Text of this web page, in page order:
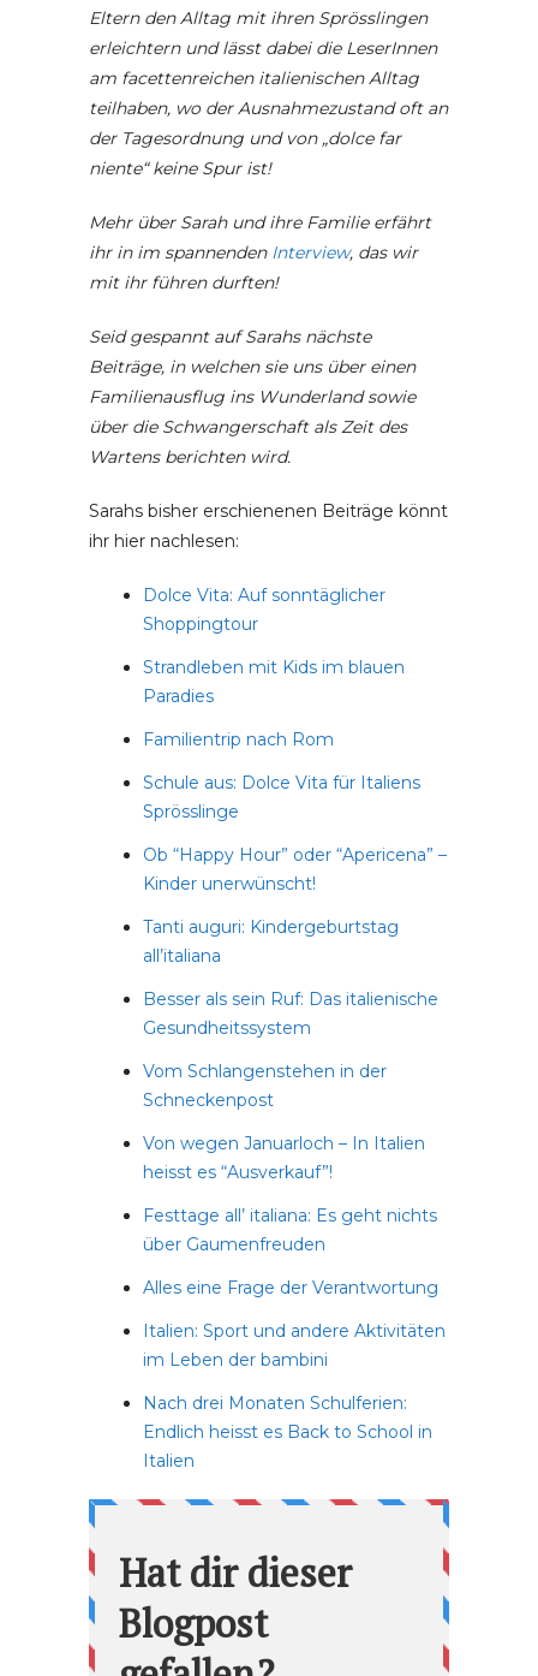
Eltern den Alltag mit ihren Sprösslingen
erleichtern und lässt dabei die LeserInnen
am facettenreichen italienischen Alltag
teilhaben, wo der Ausnahmezustand oft an
der Tagesordnung und von „dolce far
niente“ keine Spur ist!
Mehr über Sarah und ihre Familie erfährt
ihr in im spannenden Interview, das wir
mit ihr führen durften!
Seid gespannt auf Sarahs nächste
Beiträge, in welchen sie uns über einen
Familienausflug ins Wunderland sowie
über die Schwangerschaft als Zeit des
Wartens berichten wird.
Sarahs bisher erschienenen Beiträge könnt
ihr hier nachlesen:
Dolce Vita: Auf sonntäglicher
Shoppingtour
Strandleben mit Kids im blauen
Paradies
Familientrip nach Rom
Schule aus: Dolce Vita für Italiens
Sprösslinge
Ob “Happy Hour” oder “Apericena” –
Kinder unerwünscht!
Tanti auguri: Kindergeburtstag
all’italiana
Besser als sein Ruf: Das italienische
Gesundheitssystem
Vom Schlangenstehen in der
Schneckenpost
Von wegen Januarloch – In Italien
heisst es “Ausverkauf”!
Festtage all’ italiana: Es geht nichts
über Gaumenfreuden
Alles eine Frage der Verantwortung
Italien: Sport und andere Aktivitäten
im Leben der bambini
Nach drei Monaten Schulferien:
Endlich heisst es Back to School in
Italien